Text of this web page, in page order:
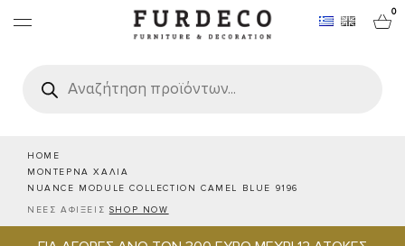
0
search
HOME
ΜΟΝΤΕΡΝΑ ΧΑΛΙΑ
NUANCE MODULE COLLECTION CAMEL BLUE 9196
ΝΕΕΣ ΑΦΙΞΕΙΣ SHOP NOW
ΕΠΙΠΛΑ
ΧΑΛΙΑ